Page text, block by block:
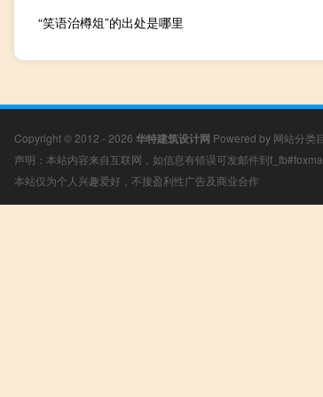
“笑语治樽俎”的出处是哪里
Copyright © 2012 - 2026 华特建筑设计网 Powered by 网站分类
声明：本站内容来自互联网，如信息有错误可发邮件到
本站仅为个人兴趣爱好，不接盈利性广告及商业合作